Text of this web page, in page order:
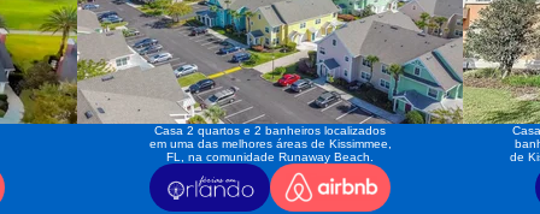
Casa 2 quartos e 2 banheiros localizados
em uma das melhores áreas de Kissimmee,
FL, na comunidade Runaway Beach.
de